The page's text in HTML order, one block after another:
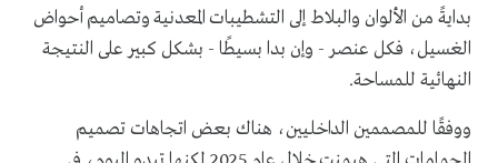
بدايةً من الألوان والبلاط إلى التشطيبات المعدنية وتصاميم أحواض
الغسيل، فكل عنصر - وإن بدا بسيطًا - بشكل كبير على النتيجة
النهائية للمساحة.
ووفقًا للمصممين الداخليين، هناك بعض اتجاهات تصميم